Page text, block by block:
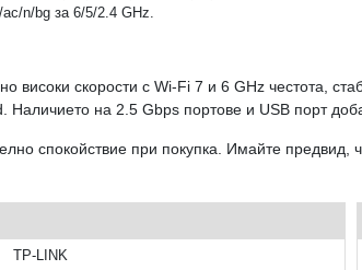
n/bg за 6/5/2.4 GHz.
високи скорости с Wi‑Fi 7 и 6 GHz честота,
Наличието на 2.5 Gbps портове и USB порт
спокойствие при покупка. Имайте предвид,
TP-LINK